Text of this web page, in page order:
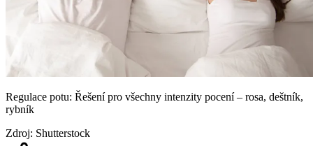
Regulace potu: Řešení pro všechny intenzity pocení – rosa, deštník,
rybník
Zdroj: Shutterstock